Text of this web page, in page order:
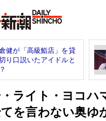
健が「高級鮨店」を貸
り口説いたアイドルと
・ライト・ヨコ
を言わない奥ゆ